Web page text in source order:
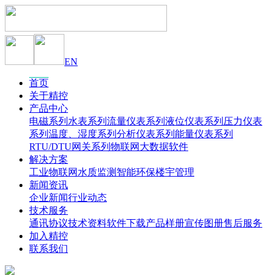
EN
首页
关于精控
产品中心
电磁系列 水表系列 流量仪表系列 液位仪表系列 压力仪表
系列 温度、湿度系列 分析仪表系列 能量仪表系列
RTU/DTU网关系列 物联网大数据软件
解决方案
工业物联网 水质监测 智能环保楼宇管理
新闻资讯
企业新闻行业动态
技术服务
通讯协议技术资料软件下载产品样册宣传图册售后服务
加入精控
联系我们